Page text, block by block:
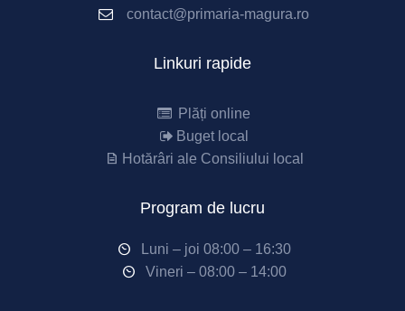
contact@primaria-magura.ro
Linkuri rapide
Plăți online
Buget local
Hotărâri ale Consiliului local
Program de lucru
Luni – joi 08:00 – 16:30
Vineri – 08:00 – 14:00